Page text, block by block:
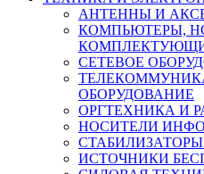
АНТЕННЫ И
КОМПЬЮТЕРЫ,
СЕТЕВОЕ
ОБОРУДОВАНИЕ
ОРГТЕХНИКА И
НОСИТЕЛИ
ИСТОЧНИКИ